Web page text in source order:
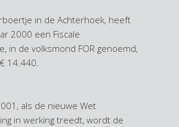
in de Achterhoek, heeft
2000 een Fiscale
in de volksmond FOR genoemd,
14.440.
als de nieuwe Wet
in werking treedt, wordt de